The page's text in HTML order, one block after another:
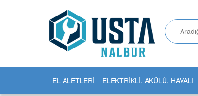
EL ALETLERİ ELEKTRİKLİ, AKÜLÜ, HAVALI